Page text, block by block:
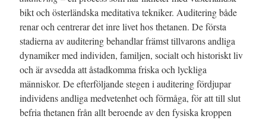
bikt och österländska meditativa tekniker. Auditering både
renar och centrerar det inre livet hos thetanen. De första
stadierna av auditering behandlar främst tillvarons andliga
dynamiker med individen, familjen, socialt och historiskt liv
och är avsedda att åstadkomma friska och lyckliga
människor. De efterföljande stegen i auditering fördjupar
individens andliga medvetenhet och förmåga, för att till slut
befria thetanen från allt beroende av den fysiska kroppen